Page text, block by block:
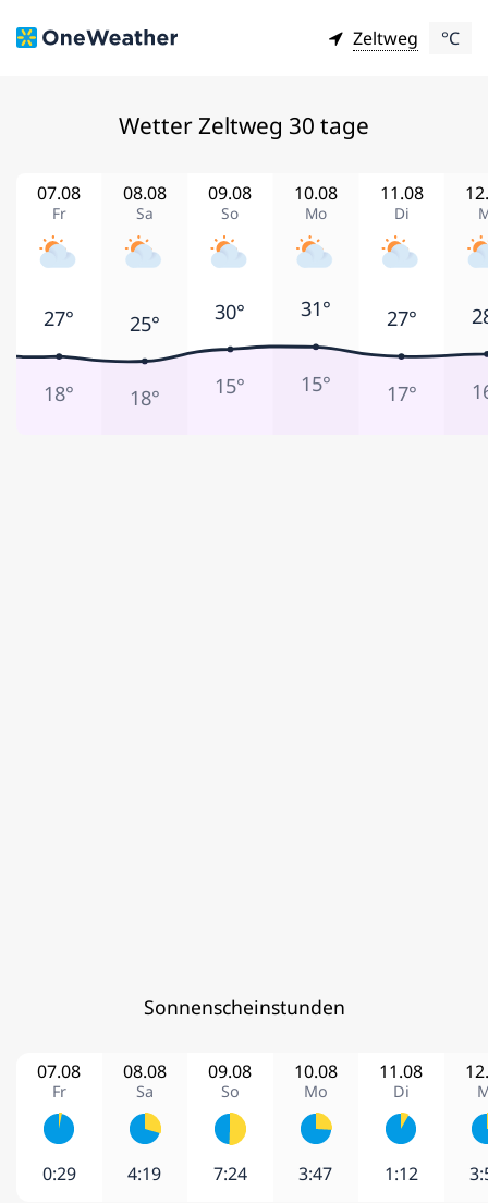
Zeltweg °C
Wetter Zeltweg 30 tage
Fr
07.08
Sa
08.08
So
09.08
Mo
10.08
Di
11.08
27°
18°
25°
18°
30°
15°
31°
15°
27°
17°
Sonnenscheinstunden
07.08
Fr
0:29
08.08
Sa
4:19
09.08
So
7:24
10.08
Mo
3:47
11.08
Di
1:12